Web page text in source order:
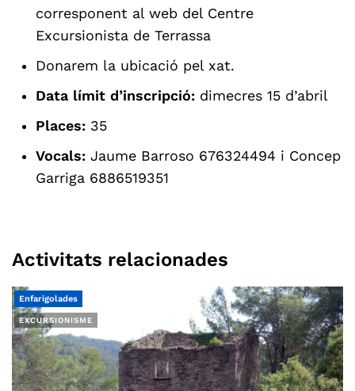
corresponent al web del Centre
Excursionista de Terrassa
Donarem la ubicació pel xat.
Data límit d’inscripció: dimecres 15 d’abril
Places: 35
Vocals: Jaume Barroso 676324494 i Concep
Garriga 6886519351
Activitats relacionades
EXCURSIONISME
Enfarigolades